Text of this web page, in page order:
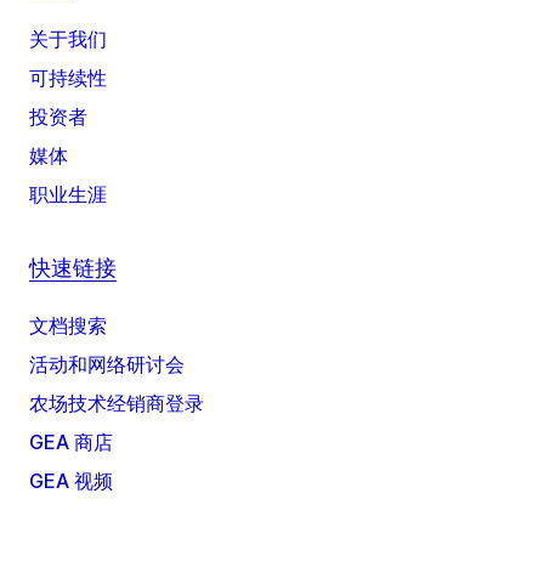
关于我们
可持续性
投资者
媒体
职业生涯
快速链接
文档搜索
活动和网络研讨会
农场技术经销商登录
GEA 商店
GEA 视频